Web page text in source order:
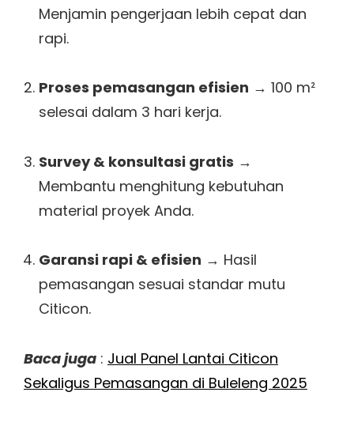
Menjamin pengerjaan lebih cepat dan
rapi.
Proses pemasangan efisien → 100 m²
selesai dalam 3 hari kerja.
Survey & konsultasi gratis →
Membantu menghitung kebutuhan
material proyek Anda.
Garansi rapi & efisien → Hasil
pemasangan sesuai standar mutu
Citicon.
Baca juga : Jual Panel Lantai Citicon
Sekaligus Pemasangan di Buleleng 2025